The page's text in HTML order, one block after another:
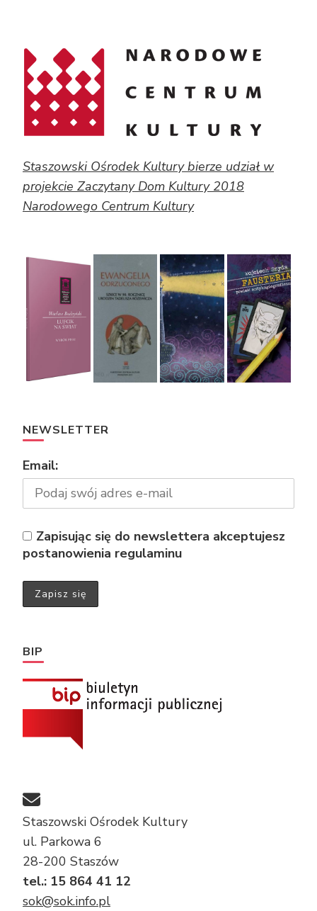
Staszowski Ośrodek Kultury bierze udział w
projekcie Zaczytany Dom Kultury 2018
Narodowego Centrum Kultury
NEWSLETTER
Email:
Zapisując się do newslettera akceptujesz
postanowienia regulaminu
BIP
Staszowski Ośrodek Kultury
ul. Parkowa 6
28-200 Staszów
tel.: 15 864 41 12
sok@sok.info.pl